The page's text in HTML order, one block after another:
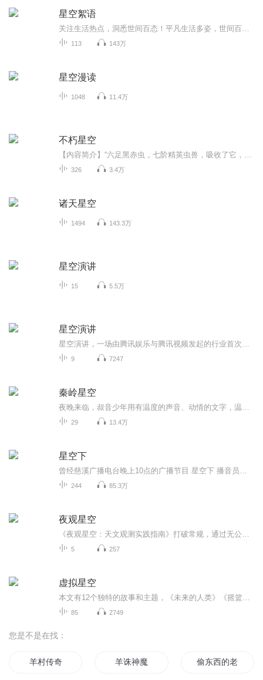
星空絮语
113 143万
星空漫读
1048 11.4万
不朽星空
326 3.4万
诸天星空
1494 143.3万
星空演讲
15 5.5万
星空演讲
9 7247
秦岭星空
29 13.4万
星空下
244 85.3万
夜观星空
5 257
虚拟星空
85 2749
您是不是在找：
羊村传奇 羊诛神魔 偷东西的老山羊